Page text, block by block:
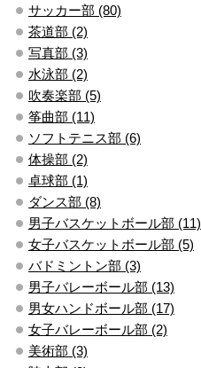
サッカー部 (80)
茶道部 (2)
写真部 (3)
水泳部 (2)
吹奏楽部 (5)
筝曲部 (11)
ソフトテニス部 (6)
体操部 (2)
卓球部 (1)
ダンス部 (8)
男子バスケットボール部 (11)
女子バスケットボール部 (5)
バドミントン部 (3)
男子バレーボール部 (13)
男女ハンドボール部 (17)
女子バレーボール部 (2)
美術部 (3)